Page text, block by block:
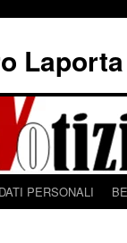
Laporta
PERSONALI